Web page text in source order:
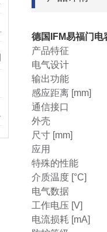
德国IFM易福门电
产品特征
电气设计
输出功能
感应距离 [mm]
通信接口
外壳
尺寸 [mm]
应用
特殊的性能
介质温度 [°C]
电气数据
工作电压 [V]
电流损耗 [mA]